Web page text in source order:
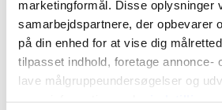
marketingformål. Disse oplysninger
samarbejdspartnere, der opbevarer
på din enhed for at vise dig
tilpasset indhold, foretage annonce-
lave målgruppeundersøgelser og
sammenlignet med året før, og
driftsaktiviteter blev styrket af
arbejdskapitalen og udgjorde